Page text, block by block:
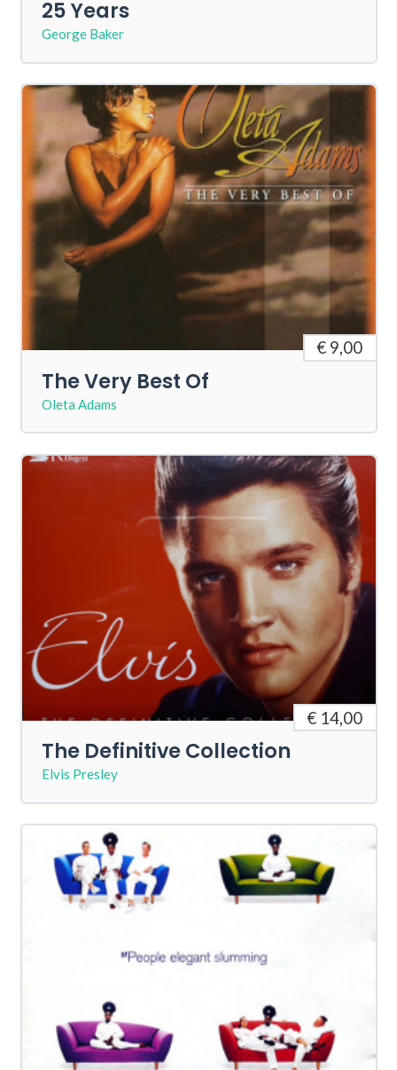
25 Years
George Baker
€ 9,00
The Very Best Of
Oleta Adams
€ 14,00
The Definitive Collection
Elvis Presley